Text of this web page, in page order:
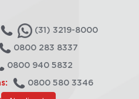
(31) 3219-8000
0800 283 8337
0800 940 5832
0800 580 3346